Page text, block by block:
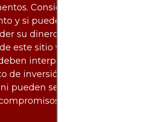
Considere si entiende su
y si puede asumir el alto
su dinero.
este sitio web y los servicios
interpretarse como
de inversión ni financiero en
pueden servir de base para
de ningún tipo.